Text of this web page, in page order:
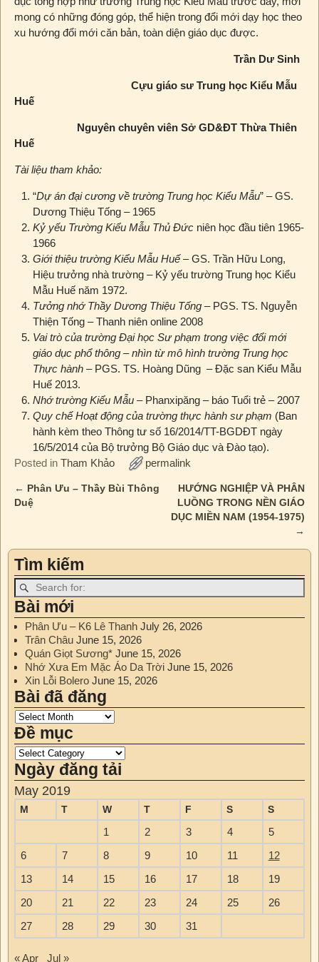
mong có những đóng góp, thể hiện trong đổi mới dạy học theo
xu hướng đổi mới căn bản, toàn diện giáo dục được.
Trần Dư Sinh
Cựu giáo sư Trung học Kiểu Mẫu
Huế
Nguyên chuyên viên Sở GD&ĐT Thừa Thiên
Huế
Tài liệu tham khảo:
“Dự án đại cương về trường Trung học Kiểu Mẫu” – GS.
Dương Thiệu Tống – 1965
Kỷ yếu Trường Kiểu Mẫu Thủ Đứcniên học đầu tiên 1965-
1966
Giới thiệu trường Kiểu Mẫu Huế– GS. Trần Hữu Long,
Hiệu trưởng nhà trường – Kỷ yếu trường Trung học Kiểu
Mẫu Huế năm 1972.
Tưởng nhớ Thầy Dương Thiệu Tống– PGS. TS. Nguyễn
Thiện Tống – Thanh niên online 2008
Vai trò của trường Đại học Sư phạm trong việc đổi mới
giáo dục phổ thông – nhìn từ mô hình trường Trung học
Thực hành– PGS. TS. Hoàng Dũng – Đặc san Kiểu Mẫu
Huế 2013.
Nhớ trường Kiểu Mẫu – Phanxipăng – báo Tuổi trẻ – 2007
Quy chế Hoạt động của trường thực hành sư phạm (Ban
hành kèm theo Thông tư số 16/2014/TT-BGDĐT ngày
16/5/2014 của Bộ trưởng Bộ Giáo dục và Đào tạo).
Posted in Tham Khảo permalink
Post navigation
← Phân Ưu – Thầy Bùi Thông
Duệ
HƯỚNG NGHIỆP VÀ PHÂN
LUỒNG TRONG NỀN GIÁO
DỤC MIỀN NAM (1954-1975)
→
Tìm kiếm
Bài mới
Phân Ưu – K6 Lê Thanh July 26, 2026
Trân Châu June 15, 2026
Quán Giọt Sương* June 15, 2026
Nhớ Xưa Em Mặc Áo Da Trời June 15, 2026
Xin Lỗi Bolero June 15, 2026
Bài đã đăng
Đề mục
Ngày đăng tải
May 2019
M T W T F S S
1 2 3 4
5
6
7 8 9 10 11
12
13
14 15 16 17 18
19
20
21 22 23 24 25
26
27
28 29 30 31
« Apr Jul »